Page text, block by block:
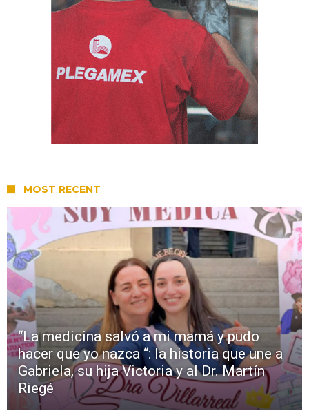
MOST RECENT
“La medicina salvó a mi mamá y pudo
hacer que yo nazca “: la historia que une a
Gabriela, su hija Victoria y al Dr. Martín
Riegé